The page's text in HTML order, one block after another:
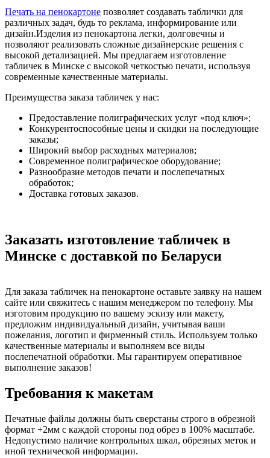
Печать на пенокартоне позволяет создавать таблички для
различных задач, будь то реклама, информирование или
дизайн.Изделия из пенокартона легки, долговечны и
позволяют реализовать сложные дизайнерские решения с
высокой детализацией. Мы предлагаем изготовление
табличек в Минске с высокой четкостью печати, используя
современные качественные материалы.
Преимущества заказа табличек у нас:
Предоставление полиграфических услуг «под ключ»;
Конкурентоспособные цены и скидки на последующие
заказы;
Широкий выбор расходных материалов;
Современное полиграфическое оборудование;
Разнообразие методов печати и послепечатных
обработок;
Доставка готовых заказов.
Заказать изготовление табличек в
Минске с доставкой по Беларуси
Для заказа табличек на пенокартоне оставьте заявку на нашем
сайте или свяжитесь с нашим менеджером по телефону. Мы
изготовим продукцию по вашему эскизу или макету,
предложим индивидуальный дизайн, учитывая ваши
пожелания, логотип и фирменный стиль. Используем только
качественные материалы и выполняем все виды
послепечатной обработки. Мы гарантируем оперативное
выполнение заказов!
Требования к макетам
Печатные файлы должны быть сверстаны строго в обрезной
формат +2мм с каждой стороны под обрез в 100% масштабе.
Недопустимо наличие контрольных шкал, обрезных меток и
иной технической информации.